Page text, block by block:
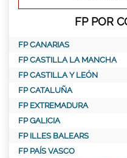
FP POR
FP CANARIAS
FP CASTILLA LA MANCHA
FP CASTILLA Y LEÓN
FP CATALUÑA
FP EXTREMADURA
FP GALICIA
FP ILLES BALEARS
FP PAÍS VASCO